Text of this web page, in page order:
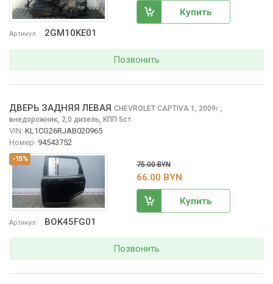
Артикул 2GM10KE01
Купить
Позвонить
-15%
Артикул BOK45FG01
ДВЕРЬ ЗАДНЯЯ ЛЕВАЯ CHEVROLET CAPTIVA 1, 2009г.,
внедорожник, 2,0 дизель, КПП 5ст.
VIN: KL1CG26RJAB020965
Номер: 94543752
75.00 BYN
66.00 BYN
Купить
Позвонить